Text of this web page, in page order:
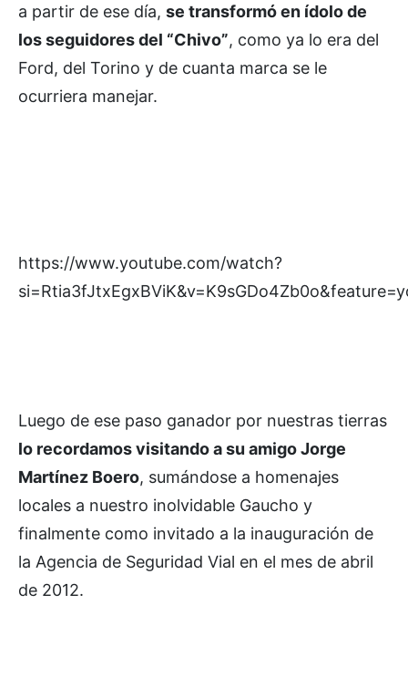
a partir de ese día, se transformó en ídolo de
los seguidores del “Chivo”, como ya lo era del
Ford, del Torino y de cuanta marca se le
ocurriera manejar.
https://www.youtube.com/watch?
Luego de ese paso ganador por nuestras tierras
lo recordamos visitando a su amigo Jorge
Martínez Boero, sumándose a homenajes
locales a nuestro inolvidable Gaucho y
finalmente como invitado a la inauguración de
la Agencia de Seguridad Vial en el mes de abril
de 2012.